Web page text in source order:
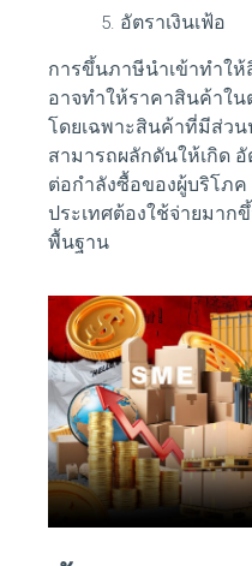
อัตราเงินเฟ้อ
การขึ้นภาษีนำเข้าทำใ
อาจทำให้ราคาสินค้าใ
โดยเฉพาะสินค้าที่มีส่วน
สามารถผลักดันให้เกิด อั
ต่อกำลังซื้อของผู้บริโภ
ประเทศต้องใช้จ่ายมา
พื้นฐาน